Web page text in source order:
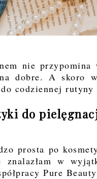
nie
dobre. A skoro
codziennej
do
prosta po
w
Pure